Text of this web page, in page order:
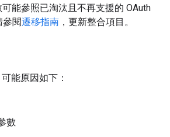
能參照已淘汰且不再支援的 OAuth
參閱遷移指南 ，更新整合項目。
能原因如下：
數